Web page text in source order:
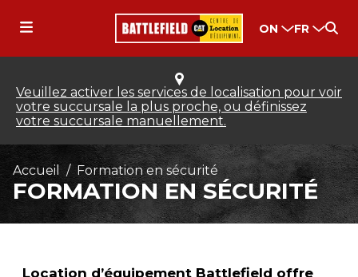
ON FR
Veuillez activer les services de localisation pour voir
votre succursale la plus proche, ou définissez
votre succursale manuellement.
Accueil Formation en sécurité
FORMATION EN SÉCURITÉ
Location d’équipement Battlefield offre